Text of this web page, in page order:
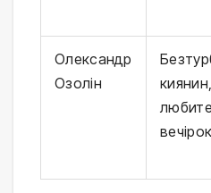
Олександр
Озолін
киянин,
вечірок